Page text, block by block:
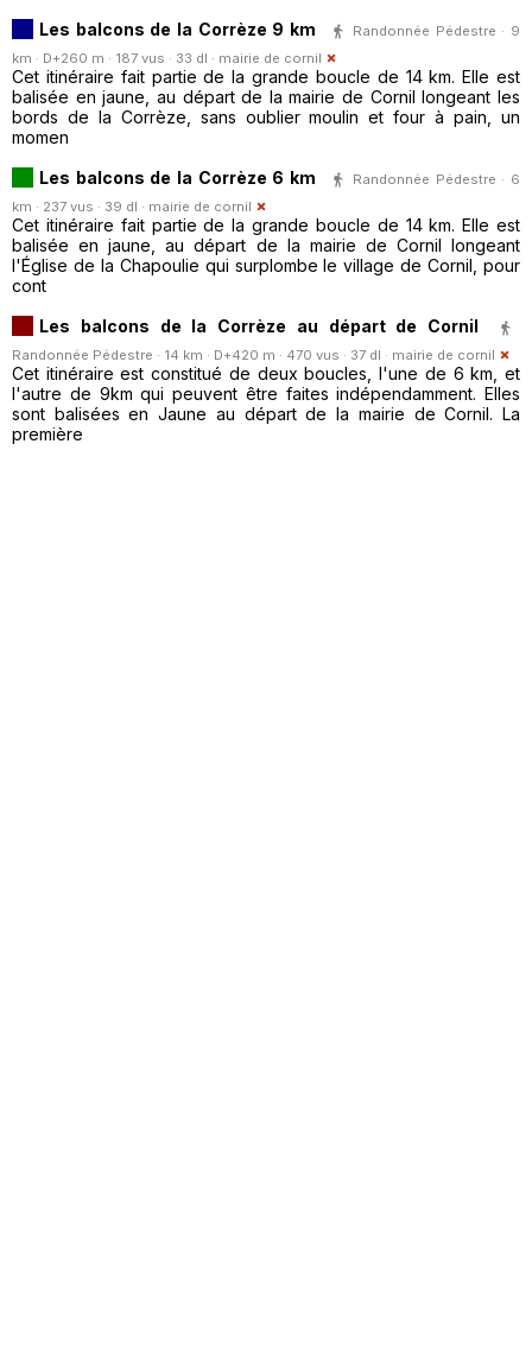
Les balcons de la Corrèze 9 km
Randonnée Pédestre · 9
km · D+260 m · 187 vus · 33 dl · mairie de cornil
Cet itinéraire fait partie de la grande boucle de 14 km. Elle est
balisée en jaune, au départ de la mairie de Cornil longeant les
bords de la Corrèze, sans oublier moulin et four à pain, un
momen
Les balcons de la Corrèze 6 km
Randonnée Pédestre · 6
km · 237 vus · 39 dl · mairie de cornil
Cet itinéraire fait partie de la grande boucle de 14 km. Elle est
balisée en jaune, au départ de la mairie de Cornil longeant
l'Église de la Chapoulie qui surplombe le village de Cornil, pour
cont
Les balcons de la Corrèze au départ de Cornil
Randonnée Pédestre · 14 km · D+420 m · 470 vus · 37 dl · mairie de cornil
Cet itinéraire est constitué de deux boucles, l'une de 6 km, et
l'autre de 9km qui peuvent être faites indépendamment. Elles
sont balisées en Jaune au départ de la mairie de Cornil. La
première